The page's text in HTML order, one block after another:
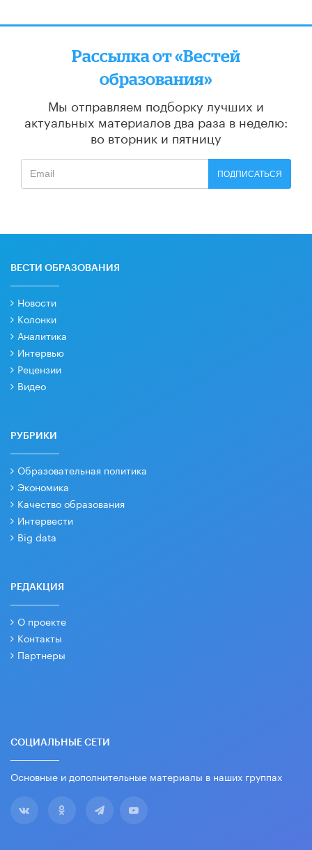
Рассылка от «Вестей
образования»
Мы отправляем подборку лучших и
актуальных материалов два раза в неделю:
во вторник и пятницу
ПОДПИСАТЬСЯ
ВЕСТИ ОБРАЗОВАНИЯ
Новости
Колонки
Аналитика
Интервью
Рецензии
Видео
РУБРИКИ
Образовательная политика
Экономика
Качество образования
Интервести
Big data
РЕДАКЦИЯ
О проекте
Контакты
Партнеры
СОЦИАЛЬНЫЕ СЕТИ
Основные и дополнительные материалы в наших группах